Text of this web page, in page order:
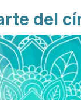
del